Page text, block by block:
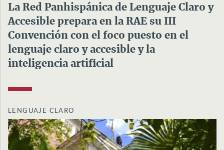
La Red Panhispánica de Lenguaje Claro y
Accesible prepara en la RAE su III
Convención con el foco puesto en el
lenguaje claro y accesible y la
inteligencia artificial
LENGUAJE CLARO